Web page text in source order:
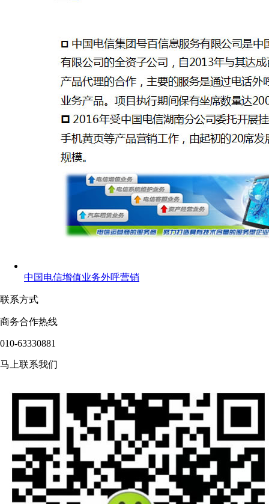
中国电信增值业务外呼营销
联系方式
商务合作热线
010-63330881
马上联系我们